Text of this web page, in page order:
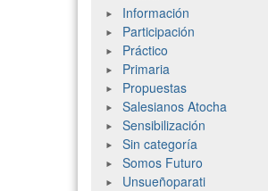
Información
Participación
Práctico
Primaria
Propuestas
Salesianos Atocha
Sensibilización
Sin categoría
Somos Futuro
Unsueñoparati